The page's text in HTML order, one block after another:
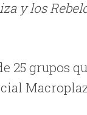
y los
25 grupos